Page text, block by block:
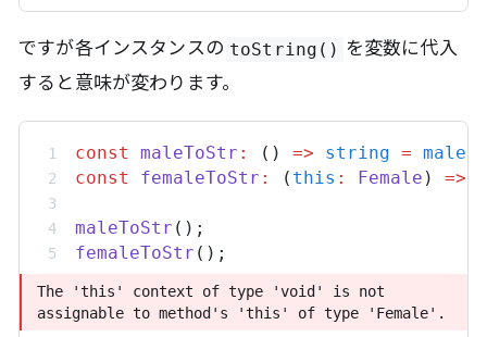
ですが各インスタンスの toString() を変数に代入
すると意味が変わります。
const maleToStr : () => string = male
const
femaleToStr : ( this : Female ) =>
maleToStr ();
femaleToStr ();
The 'this' context of type 'void' is not
assignable to method's 'this' of type 'Female'.
The 'this' context of type 'void' is not
assignable to method's 'this' of type 'Female'.